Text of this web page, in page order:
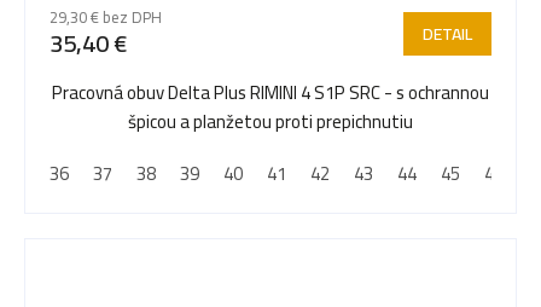
29,30 € bez DPH
35,40 € DETAIL
Pracovná obuv Delta Plus RIMINI 4 S1P SRC - s ochrannou
špicou a planžetou proti prepichnutiu
36
37 38 39 40 41 42 43 44 45 46